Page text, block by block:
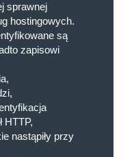
sprawnej
hostingowych.
są
zapisowi
HTTP,
nastąpiły przy